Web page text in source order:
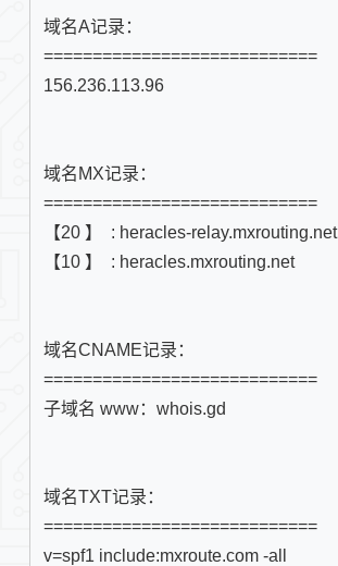
域名A记录：
156.236.113.96
域名MX记录：
【20 】  : heracles-relay.mxrouting.net
【10 】  : heracles.mxrouting.net
域名CNAME记录：
============================
域名TXT记录：
v=spf1 include:mxroute.com -all